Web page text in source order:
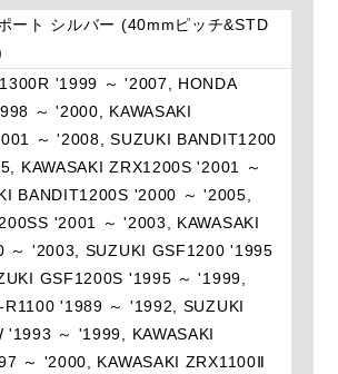
ート シルバー (40mmピッチ&STD
'1999 ～ '2007, HONDA
～ '2000, KAWASAKI
～ '2008, SUZUKI BANDIT1200
KAWASAKI ZRX1200S '2001 ～
BANDIT1200S '2000 ～ '2005,
'2001 ～ '2003, KAWASAKI
～ '2003, SUZUKI GSF1200 '1995
GSF1200S '1995 ～ '1999,
R1100 '1989 ～ '1992, SUZUKI
'1993 ～ '1999, KAWASAKI
～ '2000, KAWASAKI ZRX1100Ⅱ